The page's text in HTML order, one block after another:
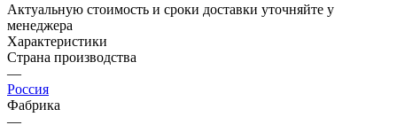
Актуальную стоимость и сроки доставки уточняйте у
менеджера
Характеристики
Страна производства
—
Россия
Фабрика
—